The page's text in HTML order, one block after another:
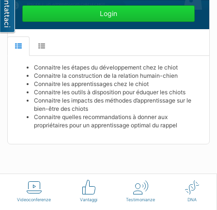
Videoconferenze Vantaggi Testimonianze DNA
Login
Connaitre les étapes du développement chez le chiot
Connaitre la construction de la relation humain-chien
Connaitre les apprentissages chez le chiot
Connaitre les outils à disposition pour éduquer les chiots
Connaitre les impacts des méthodes d’apprentissage sur le
bien-être des chiots
Connaitre quelles recommandations à donner aux
propriétaires pour un apprentissage optimal du rappel
Italiano Condizioni d'uso Contattaci